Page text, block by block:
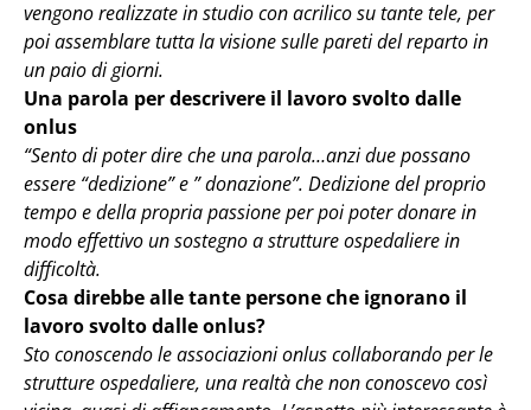
vengono realizzate in studio con acrilico su tante tele, per
poi assemblare tutta la visione sulle pareti del reparto in
un paio di giorni.
Una parola per descrivere il lavoro svolto dalle
onlus
“Sento di poter dire che una parola…anzi due possano
essere “dedizione” e ” donazione”. Dedizione del proprio
tempo e della propria passione per poi poter donare in
modo effettivo un sostegno a strutture ospedaliere in
difficoltà.
Cosa direbbe alle tante persone che ignorano il
lavoro svolto dalle onlus?
Sto conoscendo le associazioni onlus collaborando per le
strutture ospedaliere, una realtà che non conoscevo così